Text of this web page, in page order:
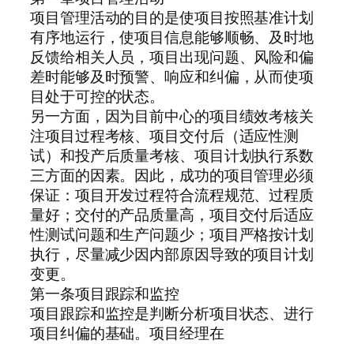
项目管理活动的目的是使项目按照基准计划
有序地运行，使项目信息能够顺畅、及时地
反馈给相关人员，项目出现问题、风险和偏
差时能够及时预警、响应和纠偏，从而使项
目处于可控的状态。
另一方面，因为目前中心的项目绩效考核关
注项目过程考核、项目交付后（适应性测
试）和投产后质量考核、项目计划执行系数
三方面的因素。因此，成功的项目管理必须
保证：项目开发过程符合流程规范、过程质
量好；交付的产品质量高，项目交付后适应
性测试问题和生产问题少；项目严格按计划
执行，尽量减少因内部原因导致的项目计划
变更。
第一条项目跟踪和监控
项目跟踪和监控是判断分析项目状态、进行
项目纠偏的基础。项目经理在